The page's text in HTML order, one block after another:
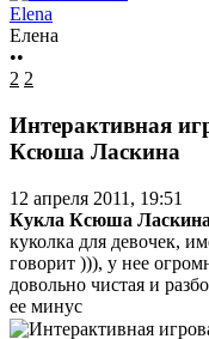
Elena
Елена
••
2 2
Интерактивная
Ксюша Ласкина
12 апреля 2011, 19:51
Кукла Ксюша Ласкина
куколка для девочек,
говорит ))), у нее
довольно чистая и
ее минус